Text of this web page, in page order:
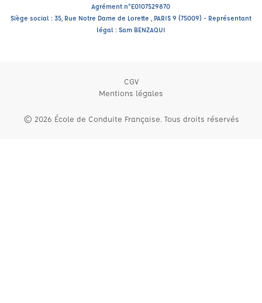
Agrément n°E0107529870
Siège social : 35, Rue Notre Dame de Lorette , PARIS 9 (75009) - Représentant
légal : Sam BENZAQUI
CGV
Mentions légales
© 2026 École de Conduite Française. Tous droits réservés